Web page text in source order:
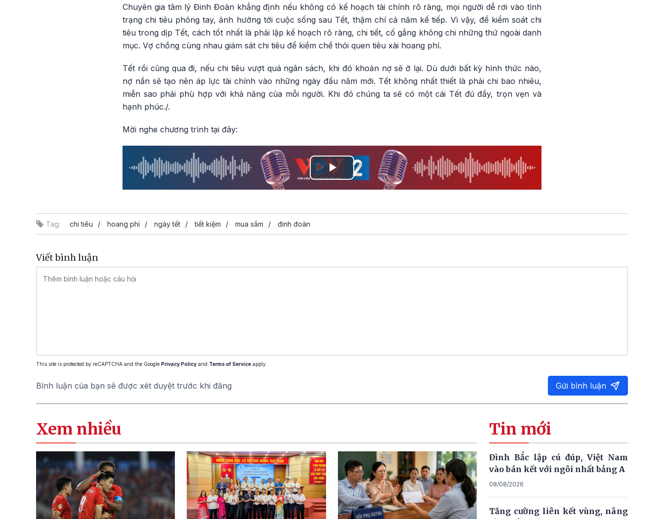
Chuyên gia tâm lý Đinh Đoàn khẳng định nếu không có kế hoạch tài chính rõ ràng, mọi người dễ rơi vào tình
trạng chi tiêu phóng tay, ảnh hưởng tới cuộc sống sau Tết, thậm chí cả năm kế tiếp. Vì vậy, để kiểm soát chi
tiêu trong dịp Tết, cách tốt nhất là phải lập kế hoạch rõ ràng, chi tiết, cố gắng không chi những thứ ngoài danh
mục. Vợ chồng cùng nhau giám sát chi tiêu để kiềm chế thói quen tiêu xài hoang phí.
Tết rồi cũng qua đi, nếu chi tiêu vượt quá ngân sách, khi đó khoản nợ sẽ ở lại. Dù dưới bất kỳ hình thức nào,
nợ nần sẽ tạo nên áp lực tài chính vào những ngày đầu năm mới. Tết không nhất thiết là phải chi bao nhiêu,
miễn sao phải phù hợp với khả năng của mỗi người. Khi đó chúng ta sẽ có một cái Tết đủ đầy, trọn vẹn và
hạnh phúc./.
Mời nghe chương trình tại đây:
Play
Tag: chi tiêu hoang phí ngày tết tiết kiệm mua sắm đinh đoàn
Viết bình luận
This site is protected by reCAPTCHA and the Google Privacy Policy and Terms of Service apply.
Bình luận của bạn sẽ được xét duyệt trước khi đăng Gửi bình luận
Xem nhiều Tin mới
Đình Bắc lập cú đúp, Việt Nam
vào bán kết với ngôi nhất bảng A
08/08/2026
Tăng cường liên kết vùng, nâng